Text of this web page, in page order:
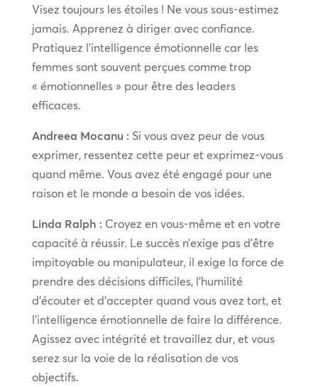
Visez toujours les étoiles ! Ne vous sous-estimez
jamais. Apprenez à diriger avec confiance.
Pratiquez l’intelligence émotionnelle car les
femmes sont souvent perçues comme trop
« émotionnelles » pour être des leaders
efficaces.
Andreea Mocanu :Si vous avez peur de vous
exprimer, ressentez cette peur et exprimez-vous
quand même. Vous avez été engagé pour une
raison et le monde a besoin de vos idées.
Linda Ralph :Croyez en vous-même et en votre
capacité à réussir. Le succès n’exige pas d’être
impitoyable ou manipulateur, il exige la force de
prendre des décisions difficiles, l’humilité
d’écouter et d’accepter quand vous avez tort, et
l’intelligence émotionnelle de faire la différence.
Agissez avec intégrité et travaillez dur, et vous
serez sur la voie de la réalisation de vos
objectifs.